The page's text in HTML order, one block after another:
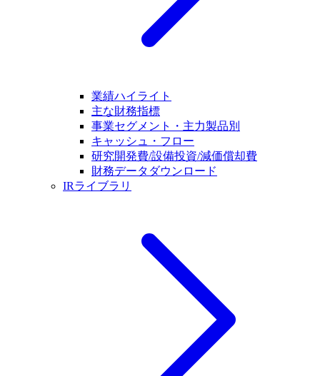
業績ハイライト
主な財務指標
事業セグメント・主力製品別
キャッシュ・フロー
研究開発費/設備投資/減価償却費
財務データダウンロード
IRライブラリ